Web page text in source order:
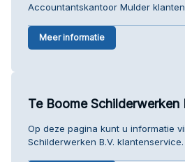
Accountantskantoor Mulder
Meer informatie
Te Boome Schilderwerken
Op deze pagina kunt u informatie
Schilderwerken B.V. klantenservice.